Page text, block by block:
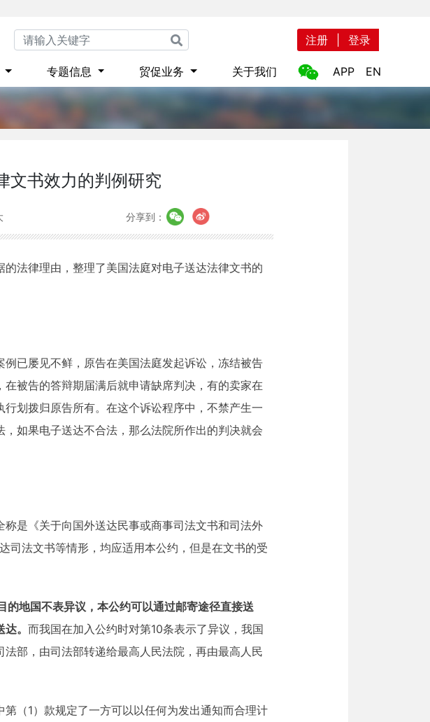
注册 登录
专题信息 贸促业务 关于我们 EN
APP
文书效力的判例研究
分享到：
法律理由，整理了美国法庭对电子送达法律文书的
已屡见不鲜，原告在美国法庭发起诉讼，冻结被告
被告的答辩期届满后就申请缺席判决，有的卖家在
划拨归原告所有。在这个诉讼程序中，不禁产生一
如果电子送达不合法，那么法院所作出的判决就会
称是《关于向国外送达民事或商事司法文书和司法外
司法文书等情形，均应适用本公约，但是在文书的受
地国不表异议，本公约可以通过邮寄途径直接送
。 而我国在加入公约时对第10条表示了异议，我国
部，由司法部转递给最高人民法院，再由最高人民
（1）款规定了一方可以以任何为发出通知而合理计